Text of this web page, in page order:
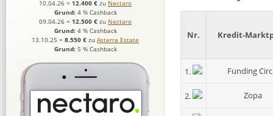
Nr. Kredit-
1. Funding
2. Zopa
10.04.26 = 12.400 € zu Nectaro
Grund: 4 % Cashback
09.04.26 = 12.500 € zu Nectaro
Grund: 4 % Cashback
13.10.25 = 8.550 € zu Asterra Estate
Grund: 5 % Cashback